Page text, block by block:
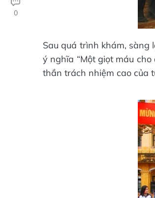
0
Sau quá trình khám, sàng
ý nghĩa “Một giọt máu
thần trách nhiệm cao của